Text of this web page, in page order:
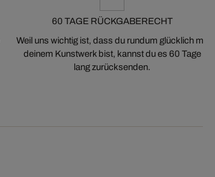
60 TAGE RÜCKGABERECHT
Weil uns wichtig ist, dass du rundum glücklich mit
deinem Kunstwerk bist, kannst du es 60 Tage
lang zurücksenden.